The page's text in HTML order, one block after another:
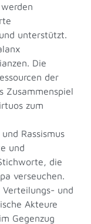
unterstützt.
Die
der
Zusammenspiel
zum
Rassismus
und
die
verseuchen.
und
Akteure
Gegenzug